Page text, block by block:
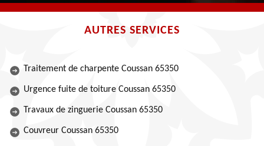
AUTRES SERVICES
Traitement de charpente Coussan 65350
Urgence fuite de toiture Coussan 65350
Travaux de zinguerie Coussan 65350
Couvreur Coussan 65350